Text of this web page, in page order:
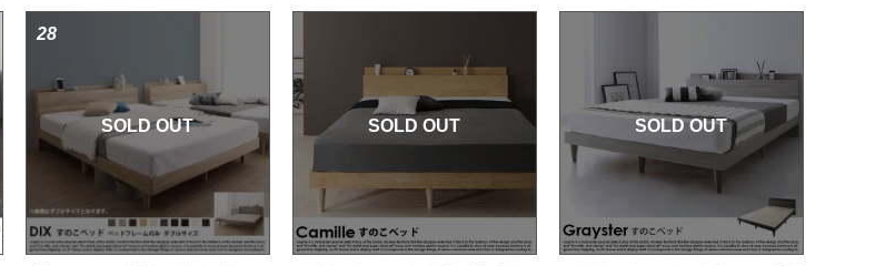
28
SOLD OUT SOLD OUT SOLD OUT